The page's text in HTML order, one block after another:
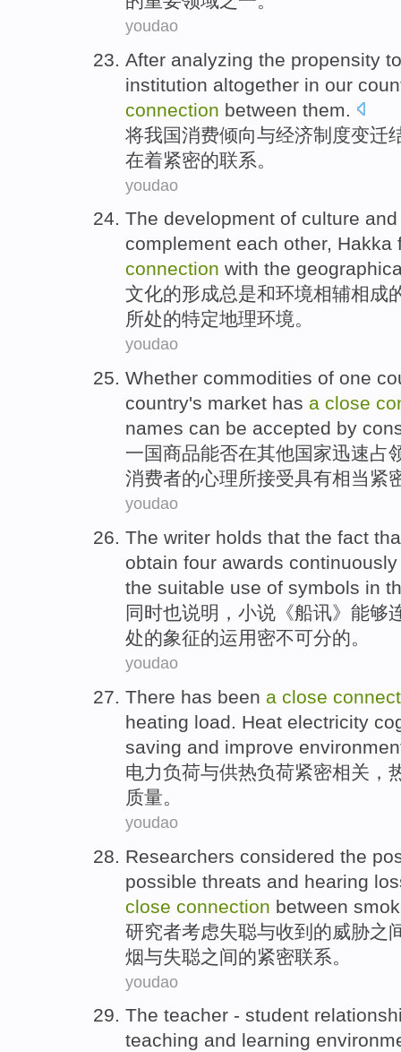
youdao
After analyzing the propensity to
institution altogether in our
connection between them.
将我国消费倾向与经济制度变迁
在着紧密的联系。
youdao
The development of culture and
complement each other, Hakka
connection with the
文化的形成总是和环境相辅相成
所处的特定地理环境。
youdao
Whether commodities of one
country's market has a close
names can be accepted by
一国商品能否在其他国家迅速占
消费者的心理所接受具有相当 紧
youdao
The writer holds that the fact
obtain four awards
the suitable use of symbols in
同时也说明 ， 小说 《船讯》 能够
处的象征的运用密不可分的。
youdao
There has been a close
heating load. Heat electricity
saving and improve
电力负荷与供热负荷紧密相关，
质量。
youdao
Researchers considered the
possible threats and hearing
close connection between
研究者考虑失聪与收到的威胁之
烟与失聪之间的紧密联系 。
youdao
The teacher - student
teaching and learning